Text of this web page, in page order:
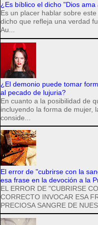
¿Es bíblico el dicho "Dios
Es un placer hablar sobre
dicho que refleja una verdad
Au...
¿El demonio puede tomar
al pecado de lujuria?
En cuanto a la posibilidad de
incluyendo la forma de mujer,
conside...
El error de "cubrirse con la
esa frase en la devoción a la
EL ERROR DE "CUBRIRSE
CORRECTO INVOCAR ESA
PRECIOSA SANGRE DE